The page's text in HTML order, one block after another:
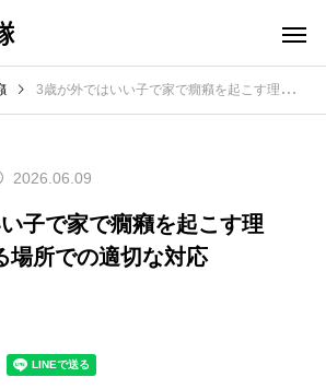
3歳が外ではいい子で家で癇癪を起こす理由！安心できる場所での適切な対応
2026.06.09
子で家で癇癪を起こす理
場所での適切な対応